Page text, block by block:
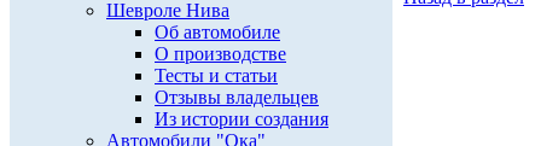
Шевроле Нива
Об автомобиле
О производстве
Тесты и статьи
Отзывы владельцев
Из истории создания
Автомобили "Ока"